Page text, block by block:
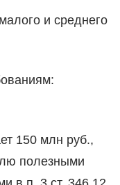
и среднего
150 млн руб.,
полезными